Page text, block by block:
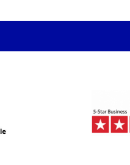
en el área de San